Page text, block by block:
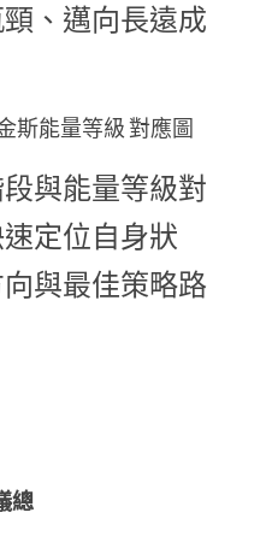
、邁向長遠成
斯能量等級 對應圖
與能量等級對
定位自身狀
與最佳策略路
總